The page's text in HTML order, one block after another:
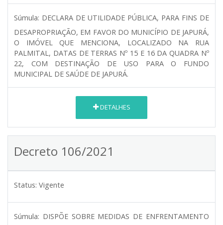
Súmula: DECLARA DE UTILIDADE PÚBLICA, PARA FINS DE
DESAPROPRIAÇÃO, EM FAVOR DO MUNICÍPIO DE JAPURÁ,
O IMÓVEL QUE MENCIONA, LOCALIZADO NA RUA
PALMITAL, DATAS DE TERRAS Nº 15 E 16 DA QUADRA Nº
22, COM DESTINAÇÃO DE USO PARA O FUNDO
MUNICIPAL DE SAÚDE DE JAPURÁ.
DETALHES
Decreto 106/2021
Status: Vigente
Súmula: DISPÕE SOBRE MEDIDAS DE ENFRENTAMENTO